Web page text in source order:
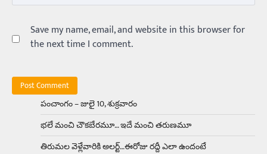
Save my name, email, and website in this browser for
the next time I comment.
పంచాంగం – జులై 10, శుక్రవారం
భలే మంచి చౌకబేరమూ… ఇదే మంచి తరుణమూ
తిరుమల వెళ్లేవారికి అలర్ట్‌…ఈరోజు రద్దీ ఎలా ఉందంటే
అందమైన అమ్మాయిని పుత్తడి బొమ్మఅని లేదా బాపూ
అందంగా ఉంటారనే నానుడి…
Balachander
ఉత్తర ప్రదేశ్‌లోని ఝాన్సీ జిల్లాలో ఒక వింతైన రోడ్డు
ప్రమాదం చోటుచేసుకుంది. ఝాన్సీ–కాన్పూర్ జాతీయ
రహదారిపై వేల సంఖ్యలో బీరు…